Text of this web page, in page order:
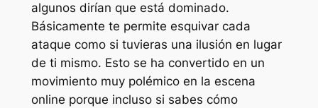
algunos dirían que está dominado.
Básicamente te permite esquivar cada
ataque como si tuvieras una ilusión en lugar
de ti mismo. Esto se ha convertido en un
movimiento muy polémico en la escena
online porque incluso si sabes cómo